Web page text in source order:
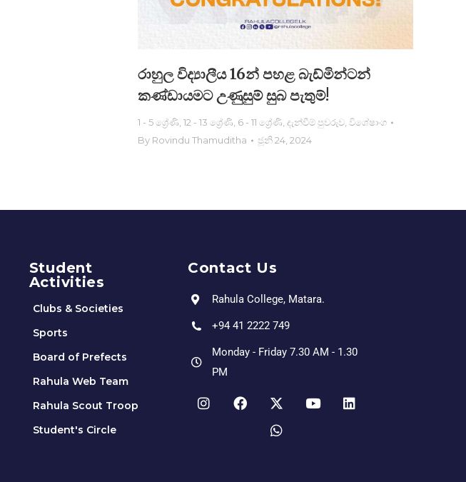
රාහුල විද්‍යාලීය 16න් පහළ බැඩ්මින්ටන්
කණ්ඩායමට උණුසුම් සුබ පැතුම්!
1 - 5 ශ්‍රේණි 12 - 13 ශ්‍රේණි 6 - 11 ශ්‍රේණි දැන්වීම් පුවරුව විශේෂාංග
By Rovindu Thamuditha ජූනි 24, 2024
Student
Activities
Clubs & Societies
Sports
Board of Prefects
Rahula Web Team
Rahula Scout Troop
Student's Circle
Contact Us
Rahula College, Matara.
+94 41 2222 749
Monday - Friday 7.30 AM - 1.30
PM